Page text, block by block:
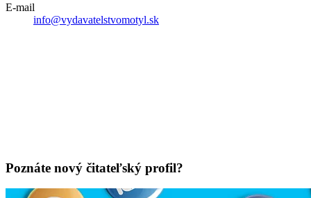
E-mail
info@vydavatelstvomotyl.sk
Poznáte nový čitateľský profil?